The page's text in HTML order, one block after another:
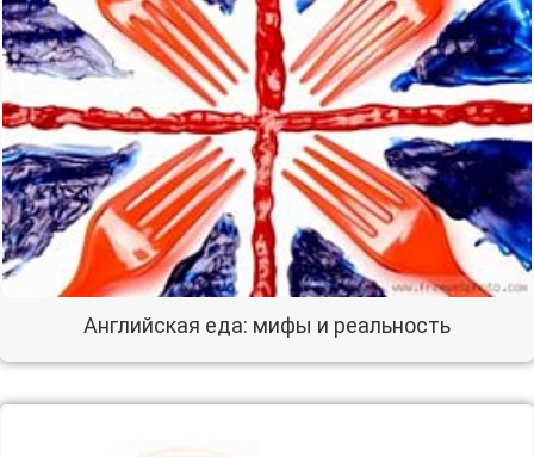
Английская еда: мифы и реальность